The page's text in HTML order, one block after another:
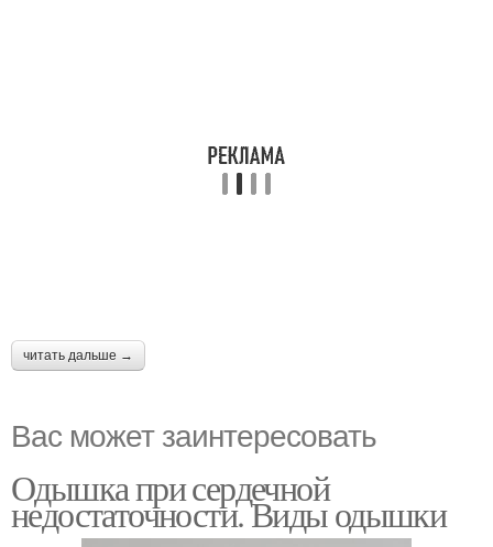
читать дальше →
Вас может заинтересовать
Одышка при сердечной
недостаточности. Виды одышки